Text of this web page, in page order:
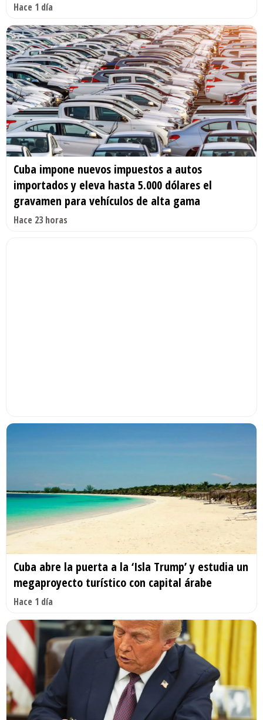
Hace 1 día
Cuba impone nuevos impuestos a autos
importados y eleva hasta 5.000 dólares el
gravamen para vehículos de alta gama
Hace 23 horas
Cuba abre la puerta a la ‘Isla Trump’ y estudia un
megaproyecto turístico con capital árabe
Hace 1 día